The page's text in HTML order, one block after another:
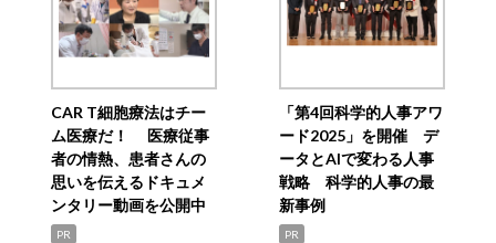
CAR T細胞療法はチー
ム医療だ！ 医療従事
者の情熱、患者さんの
思いを伝えるドキュメ
ンタリー動画を公開中
PR
「第4回科学的人事アワ
ード2025」を開催 デ
ータとAIで変わる人事
戦略 科学的人事の最
新事例
PR